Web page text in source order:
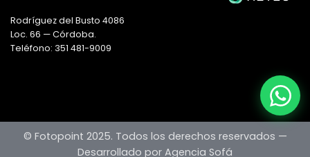
Rodríguez del Busto 4086
Loc. 66 — Córdoba.
Teléfono: 351 481-9009
© Fotopoint 2025. Todos los derechos reservados —
Desarrollado por Agencia Sofá